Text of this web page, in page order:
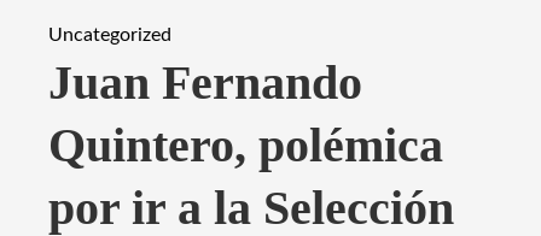
Uncategorized
Juan Fernando
Quintero, polémica
por ir a la Selección